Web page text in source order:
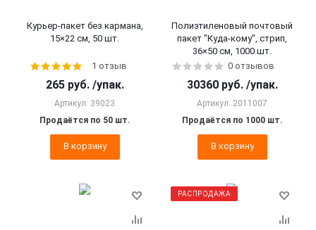
Курьер-пакет без кармана,
15×22 см, 50 шт.
1 отзыв
265 руб. /упак.
Артикул: 39023
Продаётся по 50 шт.
В корзину
Полиэтиленовый почтовый
пакет "Куда-кому", стрип,
36×50 см, 1000 шт.
0 отзывов
30360 руб. /упак.
Артикул: 2011007
Продаётся по 1000 шт.
В корзину
РАСПРОДАЖА